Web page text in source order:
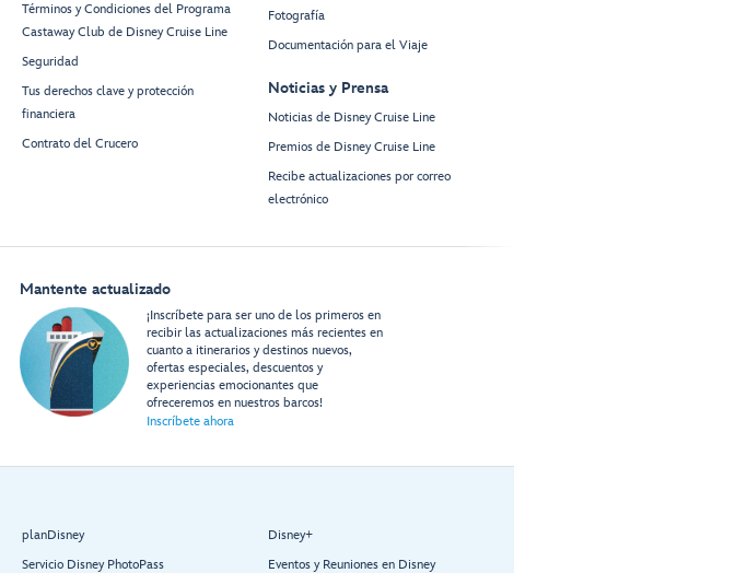
Términos y Condiciones del Programa
Castaway Club de Disney Cruise Line
Seguridad
Tus derechos clave y protección
financiera
Contrato del Crucero
Fotografía
Documentación para el Viaje
Noticias y Prensa
Noticias de Disney Cruise Line
Premios de Disney Cruise Line
Recibe actualizaciones por correo
electrónico
Mantente actualizado
¡Inscríbete para ser uno de los primeros en
recibir las actualizaciones más recientes en
cuanto a itinerarios y destinos nuevos,
ofertas especiales, descuentos y
experiencias emocionantes que
ofreceremos en nuestros barcos!
Inscríbete ahora
planDisney
Servicio Disney PhotoPass
Disney+
Eventos y Reuniones en Disney